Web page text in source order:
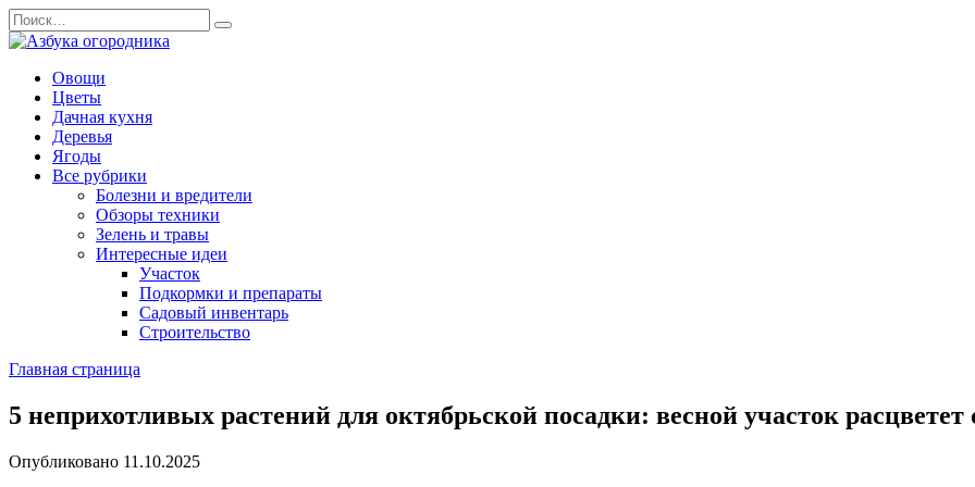
Перейти
к
содержанию
Search
for:
Овощи
Цветы
Дачная кухня
Деревья
Ягоды
Все рубрики
Болезни и вредители
Обзоры техники
Зелень и травы
Интересные идеи
Участок
Подкормки и препараты
Садовый инвентарь
Строительство
Главная страница
5 неприхотливых растений для октябрьской посадки: весной участок расцветет
Опубликовано 11.10.2025